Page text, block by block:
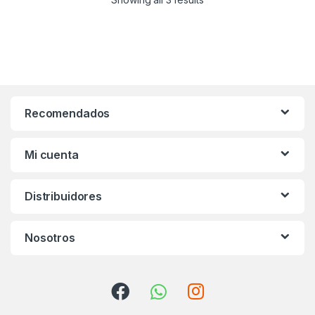
Recomendados
Mi cuenta
Distribuidores
Nosotros